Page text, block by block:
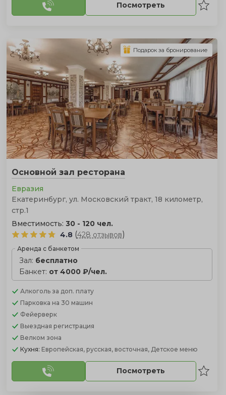
Посмотреть
Основной зал ресторана
Евразия
Екатеринбург, ул. Московский тракт, 18 километр,
стр.1
Вместимость: 30 - 120 чел.
4.8 (428 отзывов)
Аренда с банкетом
Зал: бесплатно
Банкет: от 4000 ₽/чел.
Алкоголь за доп. плату
Парковка на 30 машин
Фейерверк
Выездная регистрация
Велком зона
Кухня: Европейская, русская, восточная, Детское меню
Посмотреть
Подарок за бронирование